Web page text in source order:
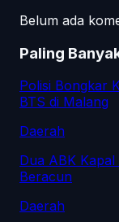
Belum ada
Paling
Polisi Bongkar
BTS di Malang
Daerah
Dua ABK
Beracun
Daerah